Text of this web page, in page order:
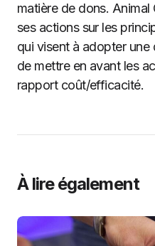
matière de dons.
ses actions sur les
qui visent à adopter
de mettre en avant les
rapport coût/efficacité.
À lire également